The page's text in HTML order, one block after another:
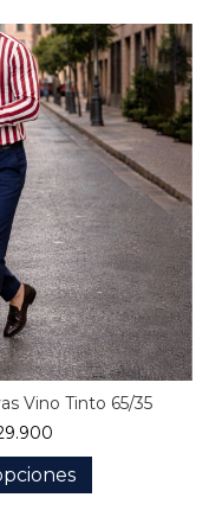
Vino Tinto 65/35